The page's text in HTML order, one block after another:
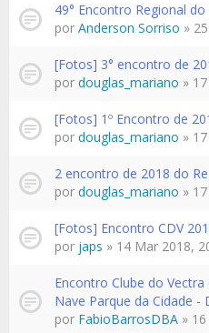
49° Encontro Regional
por Anderson Sorriso »
[Fotos] 3° encontro de
por douglas_mariano »
[Fotos] 1º Encontro de
por douglas_mariano »
2 encontro de 2018 do
por douglas_mariano »
[Fotos] Encontro CDV
por japs » 14 Mar 2018,
Encontro Clube do
Nave Parque da Cidade -
por FabioBarrosDBA »